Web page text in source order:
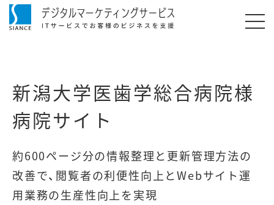
新潟大学医歯学総合病院様
病院サイト
約600ページ分の情報整理と更新管理方法の
改善で、閲覧者の利便性向上とWebサイト運
用業務の生産性向上を実現